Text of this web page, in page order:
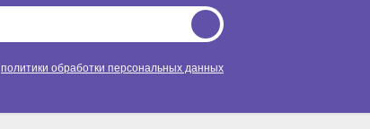
политики обработки персональных данных